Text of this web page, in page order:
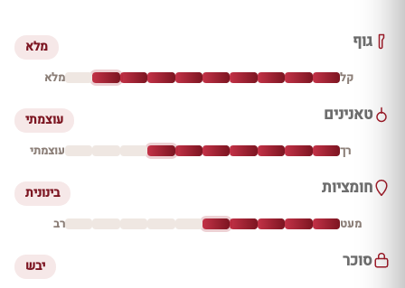
גוף מלא
קל מלא
טאנינים עוצמתי
רך עוצמתי
חומציות בינונית
מעט רב
סוכר יבש